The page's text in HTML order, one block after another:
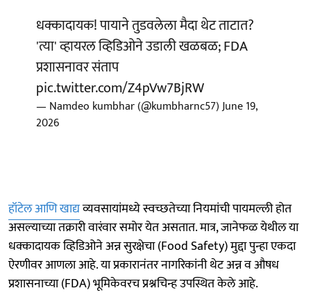
धक्कादायक! पायाने तुडवलेला मैदा थेट ताटात?
'त्या' व्हायरल व्हिडिओने उडाली खळबळ; FDA
प्रशासनावर संताप
pic.twitter.com/Z4pVw7BjRW
— Namdeo kumbhar (@kumbharnc57)June 19,
2026
हॉटेल आणि खाद्यव्यवसायांमध्ये स्वच्छतेच्या नियमांची पायमल्ली होत
असल्याच्या तक्रारी वारंवार समोर येत असतात. मात्र, जानेफळ येथील या
धक्कादायक व्हिडिओने अन्न सुरक्षेचा (Food Safety) मुद्दा पुन्हा एकदा
ऐरणीवर आणला आहे. या प्रकारानंतर नागरिकांनी थेट अन्न व औषध
प्रशासनाच्या (FDA) भूमिकेवरच प्रश्नचिन्ह उपस्थित केले आहे.